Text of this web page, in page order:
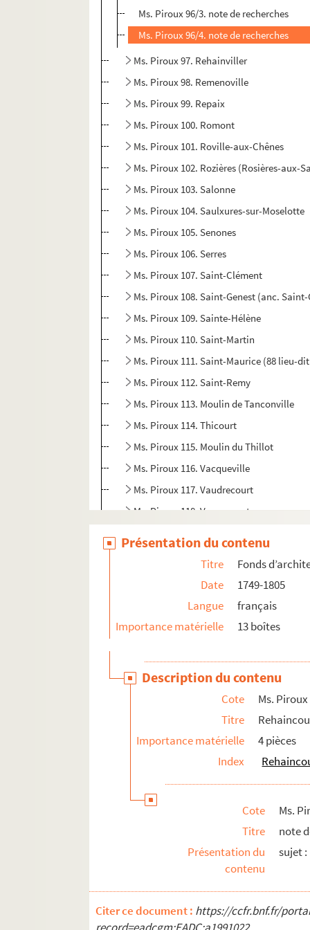
Ms. Piroux 96/3. note de recherches
Ms. Piroux 96/4. note de recherches
Ms. Piroux 97. Rehainviller
Ms. Piroux 98. Remenoville
Ms. Piroux 99. Repaix
Ms. Piroux 100. Romont
Ms. Piroux 101. Roville-aux-Chênes
Ms. Piroux 102. Rozières (Rosières-aux-
Ms. Piroux 103. Salonne
Ms. Piroux 104. Saulxures-sur-Moselotte
Ms. Piroux 105. Senones
Ms. Piroux 106. Serres
Ms. Piroux 107. Saint-Clément
Ms. Piroux 108. Saint-Genest (anc.
Ms. Piroux 109. Sainte-Hélène
Ms. Piroux 110. Saint-Martin
Ms. Piroux 111. Saint-Maurice (88 lieu-
Ms. Piroux 112. Saint-Remy
Ms. Piroux 113. Moulin de Tanconville
Ms. Piroux 114. Thicourt
Ms. Piroux 115. Moulin du Thillot
Ms. Piroux 116. Vacqueville
Ms. Piroux 117. Vaudrecourt
Ms. Piroux 118. Vaxoncourt
Ms. Piroux 125. Moulin de Wisembach
Ms. Piroux 126. Moulin de Xerbéviller
Ms. Piroux 127. Xermaménil
Ms. Piroux 128. Xirocourt
Ms. Piroux 129. Divers
Présentation du contenu
Titre
Fonds
Date
1749-1805
Langue
français
Importance matérielle
13 boîtes
Description du contenu
Cote
Ms. Piroux
Titre
Importance matérielle
4 pièces
Index
Cote
Ms.
Titre
note
Présentation du
contenu
sujet
Citer ce document : https://ccfr.bnf.fr/